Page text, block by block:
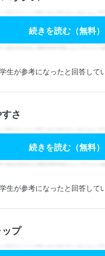
続きを読む（無料）
生が参考になったと回答して
さ
続きを読む（無料）
生が参考になったと回答して
プ